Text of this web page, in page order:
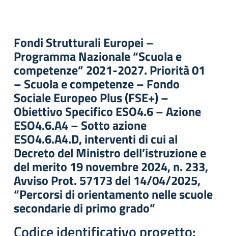
Fondi Strutturali Europei –
Programma Nazionale “Scuola e
competenze” 2021-2027. Priorità 01
– Scuola e competenze – Fondo
Sociale Europeo Plus (FSE+) –
Obiettivo Specifico ESO4.6 – Azione
ESO4.6.A4 – Sotto azione
ESO4.6.A4.D, interventi di cui al
Decreto del Ministro dell’istruzione e
del merito 19 novembre 2024, n. 233,
Avviso Prot. 57173 del 14/04/2025,
“Percorsi di orientamento nelle scuole
secondarie di primo grado”